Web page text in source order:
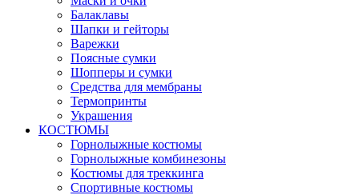
Балаклавы
Шапки и гейторы
Варежки
Поясные сумки
Шопперы и сумки
Средства для мембраны
Термопринты
Украшения
КОСТЮМЫ
Горнолыжные костюмы
Горнолыжные комбинезоны
Костюмы для треккинга
Спортивные костюмы